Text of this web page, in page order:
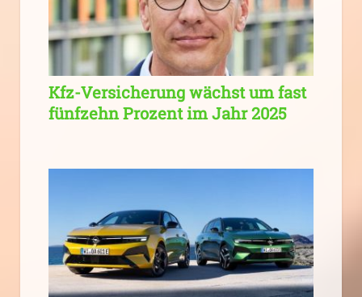
Kfz-Versicherung wächst um fast
fünfzehn Prozent im Jahr 2025